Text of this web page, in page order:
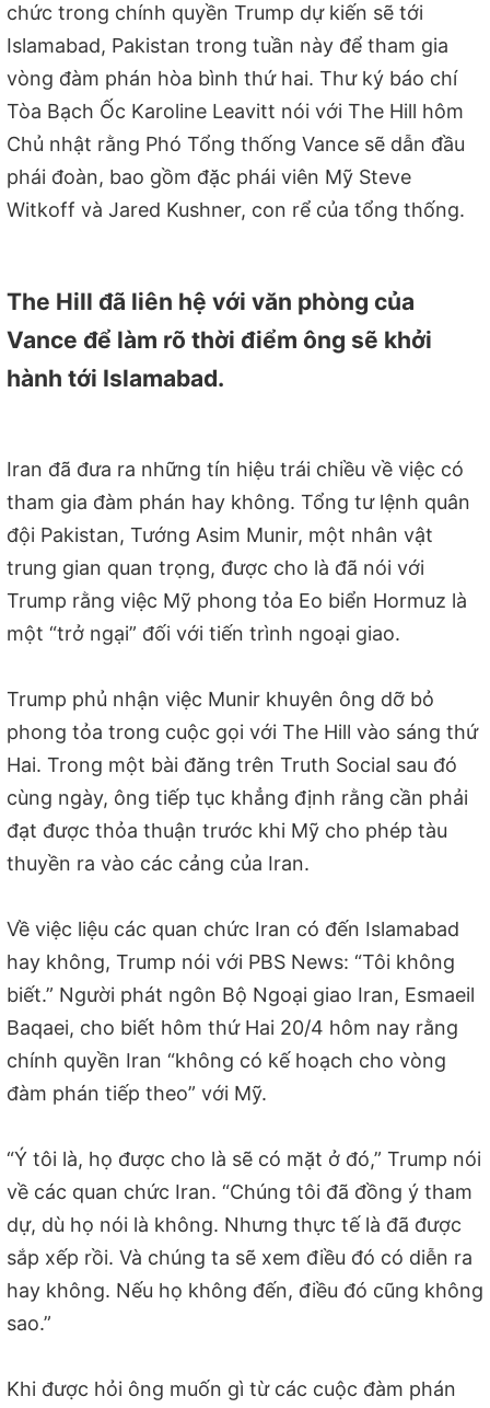
chức trong chính quyền Trump dự kiến sẽ tới
Islamabad, Pakistan trong tuần này để tham gia
vòng đàm phán hòa bình thứ hai. Thư ký báo chí
Tòa Bạch Ốc Karoline Leavitt nói với The Hill hôm
Chủ nhật rằng Phó Tổng thống Vance sẽ dẫn đầu
phái đoàn, bao gồm đặc phái viên Mỹ Steve
Witkoff và Jared Kushner, con rể của tổng thống.
The Hill đã liên hệ với văn phòng của
Vance để làm rõ thời điểm ông sẽ khởi
hành tới Islamabad.
Iran đã đưa ra những tín hiệu trái chiều về việc có
tham gia đàm phán hay không. Tổng tư lệnh quân
đội Pakistan, Tướng Asim Munir, một nhân vật
trung gian quan trọng, được cho là đã nói với
Trump rằng việc Mỹ phong tỏa Eo biển Hormuz là
một “trở ngại” đối với tiến trình ngoại giao.
Trump phủ nhận việc Munir khuyên ông dỡ bỏ
phong tỏa trong cuộc gọi với The Hill vào sáng thứ
Hai. Trong một bài đăng trên Truth Social sau đó
cùng ngày, ông tiếp tục khẳng định rằng cần phải
đạt được thỏa thuận trước khi Mỹ cho phép tàu
thuyền ra vào các cảng của Iran.
Về việc liệu các quan chức Iran có đến Islamabad
hay không, Trump nói với PBS News: “Tôi không
biết.” Người phát ngôn Bộ Ngoại giao Iran, Esmaeil
Baqaei, cho biết hôm thứ Hai 20/4 hôm nay rằng
chính quyền Iran “không có kế hoạch cho vòng
đàm phán tiếp theo” với Mỹ.
“Ý tôi là, họ được cho là sẽ có mặt ở đó,” Trump nói
về các quan chức Iran. “Chúng tôi đã đồng ý tham
dự, dù họ nói là không. Nhưng thực tế là đã được
sắp xếp rồi. Và chúng ta sẽ xem điều đó có diễn ra
hay không. Nếu họ không đến, điều đó cũng không
sao.”
Khi được hỏi ông muốn gì từ các cuộc đàm phán